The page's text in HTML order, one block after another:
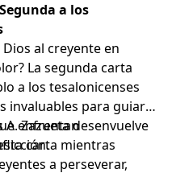
a los
al creyente en
La segunda carta
a los tesalonicenses
invaluables para guiar a
enfrentan
A. Zazueta desenvuelve
carta mientras
a perseverar,